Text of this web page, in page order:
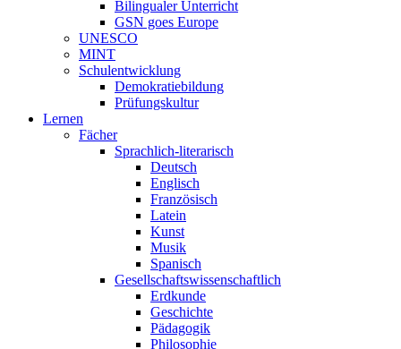
Bilingualer Unterricht
GSN goes Europe
UNESCO
MINT
Schulentwicklung
Demokratiebildung
Prüfungskultur
Lernen
Fächer
Sprachlich-literarisch
Deutsch
Englisch
Französisch
Latein
Kunst
Musik
Spanisch
Gesellschaftswissenschaftlich
Erdkunde
Geschichte
Pädagogik
Philosophie